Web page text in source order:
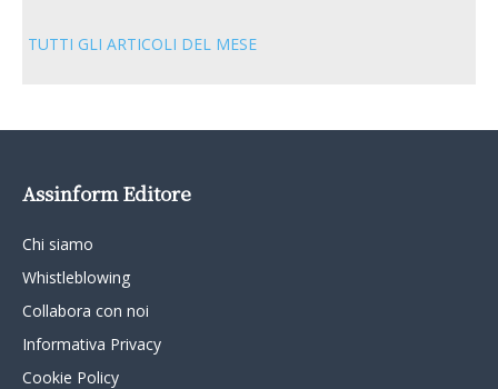
TUTTI GLI ARTICOLI DEL MESE
Assinform Editore
Chi siamo
Whistleblowing
Collabora con noi
Informativa Privacy
Cookie Policy